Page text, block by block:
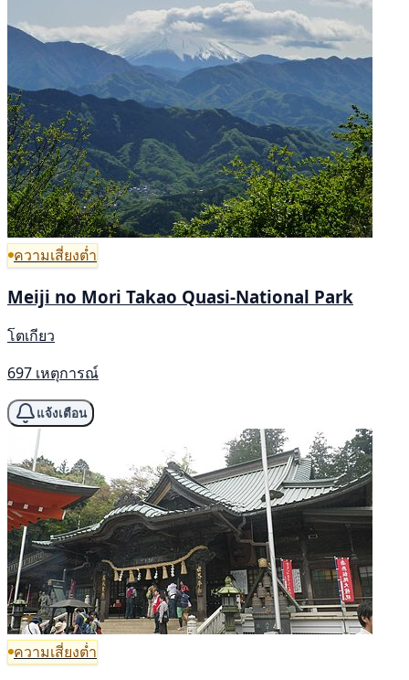
ความเสี่ยงต่ำ
Meiji no Mori Takao Quasi-National Park
โตเกียว
697 เหตุการณ์
แจ้งเตือน
ความเสี่ยงต่ำ